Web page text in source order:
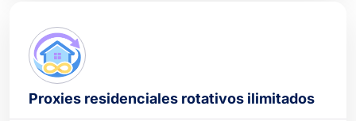
Proxies residenciales rotativos ilimitados